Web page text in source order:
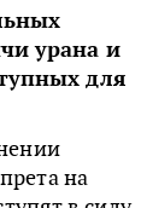
урана и
для
на